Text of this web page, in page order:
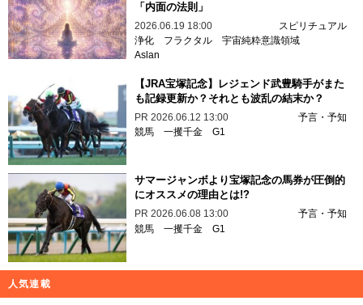
「内面の法則」
2026.06.19 18:00
スピリチュアル
浄化
フラクタル 宇宙純粋意識領域
Aslan
【JRA宝塚記念】レジェンド武豊騎手がまた
も記録更新か？それとも波乱の結末か？
PR 2026.06.12 13:00
予言・予知
競馬 一攫千金 G1
サマージャンボより宝塚記念の馬券が圧倒的
にオススメの理由とは!?
PR 2026.06.08 13:00
予言・予知
競馬 一攫千金 G1
人気連載